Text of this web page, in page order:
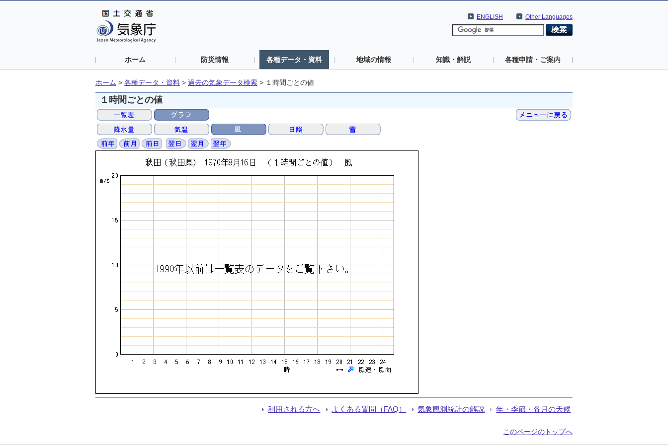
Other Languages
ENGLISH
ホーム 防災情報 各種データ・資料 地域の情報 知識・解説 各種申請・ご案内
ホーム > 各種データ・資料 > 過去の気象データ検索 > １時間ごとの値
１時間ごとの値
利用される方へ よくある質問（FAQ） 気象観測統計の解説 年・季節・各月の天候
このページのトップへ